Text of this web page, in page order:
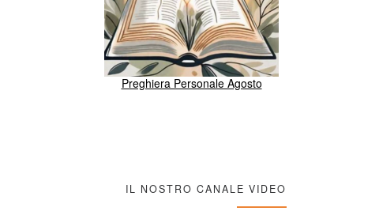
Preghiera Personale Agosto
IL NOSTRO CANALE VIDEO